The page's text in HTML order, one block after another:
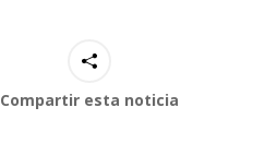
Compartir esta noticia